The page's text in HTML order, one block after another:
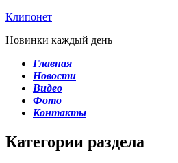
Клипонет
Новинки каждый день
Главная
Новости
Видео
Фото
Контакты
Категории раздела